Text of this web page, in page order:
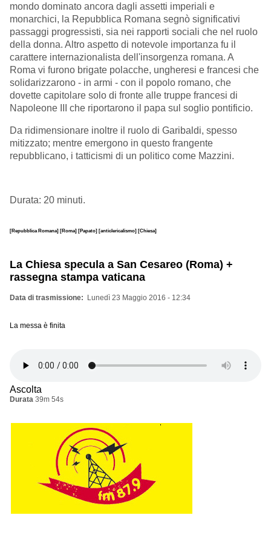
mondo dominato ancora dagli assetti imperiali e
monarchici, la Repubblica Romana segnò significativi
passaggi progressisti, sia nei rapporti sociali che nel ruolo
della donna. Altro aspetto di notevole importanza fu il
carattere internazionalista dell'insorgenza romana. A
Roma vi furono brigate polacche, ungheresi e francesi che
solidarizzarono - in armi - con il popolo romano, che
dovette capitolare solo di fronte alle truppe francesi di
Napoleone III che riportarono il papa sul soglio pontificio.
Da ridimensionare inoltre il ruolo di Garibaldi, spesso
mitizzato; mentre emergono in questo frangente
repubblicano, i tatticismi di un politico come Mazzini.
Durata: 20 minuti.
[Repubblica Romana] [Roma] [Papato] [anticlericalismo] [Chiesa]
La Chiesa specula a San Cesareo (Roma) +
rassegna stampa vaticana
Data di trasmissione Lunedì 23 Maggio 2016 - 12:34
La messa è finita
Ascolta
Durata 39m 54s